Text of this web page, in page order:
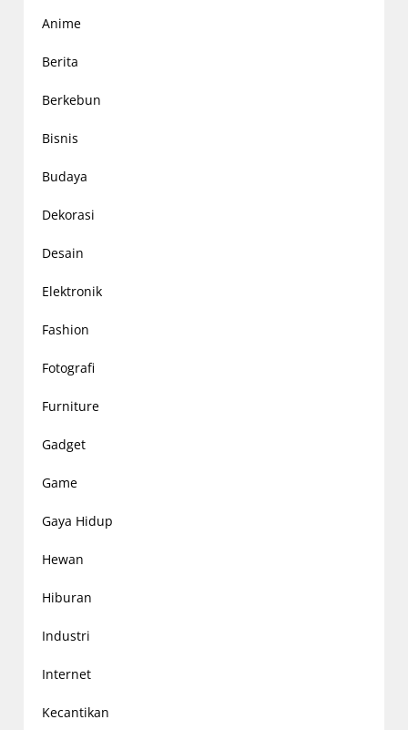
Anime
Berita
Berkebun
Bisnis
Budaya
Dekorasi
Desain
Elektronik
Fashion
Fotografi
Furniture
Gadget
Game
Gaya Hidup
Hewan
Hiburan
Industri
Internet
Kecantikan